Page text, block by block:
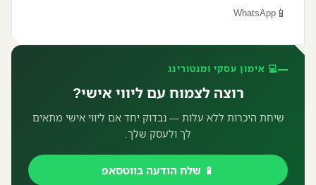
📱
WhatsApp
💻 אימון עסקי ומנטורינג
רוצה לצמוח עם ליווי אישי?
שיחת היכרות ללא עלות — נבדוק יחד אם ליווי אישי מתאים
לך ולעסק שלך.
📱 שלח הודעה בווטסאפ